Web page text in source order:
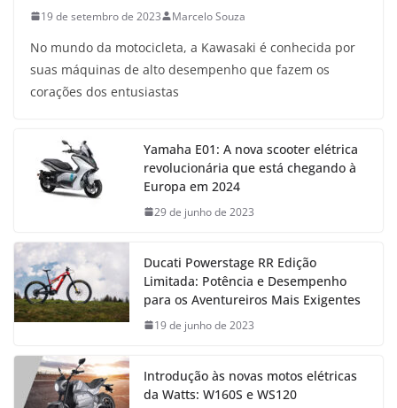
19 de setembro de 2023 Marcelo Souza
No mundo da motocicleta, a Kawasaki é conhecida por
suas máquinas de alto desempenho que fazem os
corações dos entusiastas
Yamaha E01: A nova scooter elétrica
revolucionária que está chegando à
Europa em 2024
29 de junho de 2023
Ducati Powerstage RR Edição
Limitada: Potência e Desempenho
para os Aventureiros Mais Exigentes
19 de junho de 2023
Introdução às novas motos elétricas
da Watts: W160S e WS120